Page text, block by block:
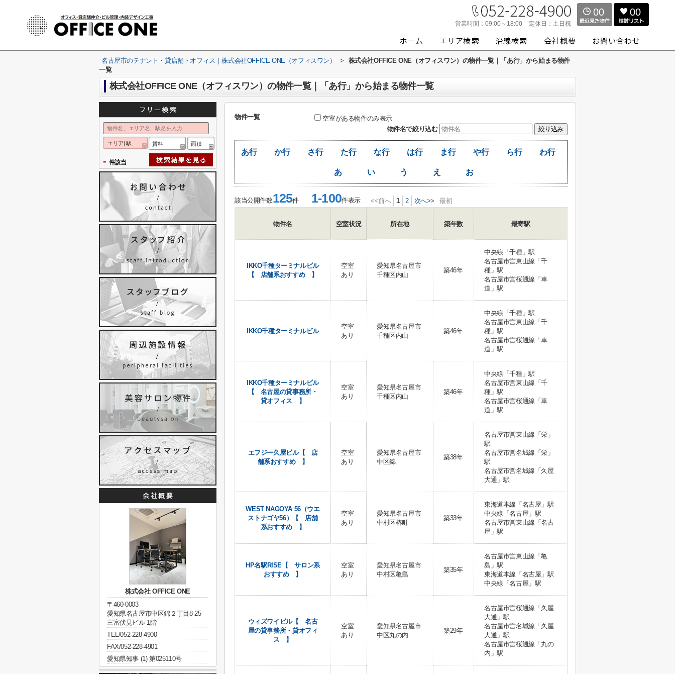
営業時間： 09:00～18:00 定休日： 土日祝
00 00
名古屋市のテナント・貸店舗・オフィス｜株式会社OFFICE ONE（オフィスワン） >
株式会社OFFICE ONE（オフィスワン）の物件一覧｜「あ行」から始まる物件
一覧
株式会社OFFICE ONE（オフィスワン）の物件一覧｜「あ行」から始まる物件一覧
物件一覧
空室がある物件のみ表示
物件名で絞り込む
あ行 か行 さ行 た行 な行 は行 ま行 や行 ら行 わ行
あ い う え お
該当公開件数125件1-100件表示 <<前へ 1 2 次へ>> 最初
物件名 空室状況 所在地 築年数 最寄駅
IKKO千種ターミナルビル
【 店舗系おすすめ 】
空室
あり
愛知県名古屋市
千種区内山
築46年
中央線「千種」駅
名古屋市営東山線「千
種」駅
名古屋市営桜通線「車
道」駅
IKKO千種ターミナルビル
空室
あり
愛知県名古屋市
千種区内山
築46年
中央線「千種」駅
名古屋市営東山線「千
種」駅
名古屋市営桜通線「車
道」駅
IKKO千種ターミナルビル
【 名古屋の貸事務所・
貸オフィス 】
空室
あり
愛知県名古屋市
千種区内山
築46年
中央線「千種」駅
名古屋市営東山線「千
種」駅
名古屋市営桜通線「車
道」駅
エフジー久屋ビル【 店
舗系おすすめ 】
空室
あり
愛知県名古屋市
中区錦
築38年
名古屋市営東山線「栄」
駅
名古屋市営名城線「栄」
駅
名古屋市営名城線「久屋
大通」駅
WEST NAGOYA 56（ウエ
ストナゴヤ56）【 店舗
系おすすめ 】
空室
あり
愛知県名古屋市
中村区椿町
築33年
東海道本線「名古屋」駅
中央線「名古屋」駅
名古屋市営東山線「名古
屋」駅
HP名駅RISE【 サロン系
おすすめ 】
空室
あり
愛知県名古屋市
中村区亀島
築35年
名古屋市営東山線「亀
島」駅
東海道本線「名古屋」駅
中央線「名古屋」駅
ウィズワイビル【 名古
屋の貸事務所・貸オフィ
ス 】
空室
あり
愛知県名古屋市
中区丸の内
築29年
名古屋市営桜通線「久屋
大通」駅
名古屋市営名城線「久屋
大通」駅
名古屋市営桜通線「丸の
内」駅
エリア| 駅 賃料 面積
- 件該当
株式会社 OFFICE ONE
〒460-0003
愛知県名古屋市中区錦２丁目8-25
三富伏見ビル 1階
TEL/052-228-4900
FAX/052-228-4901
愛知県知事 (1) 第025110号